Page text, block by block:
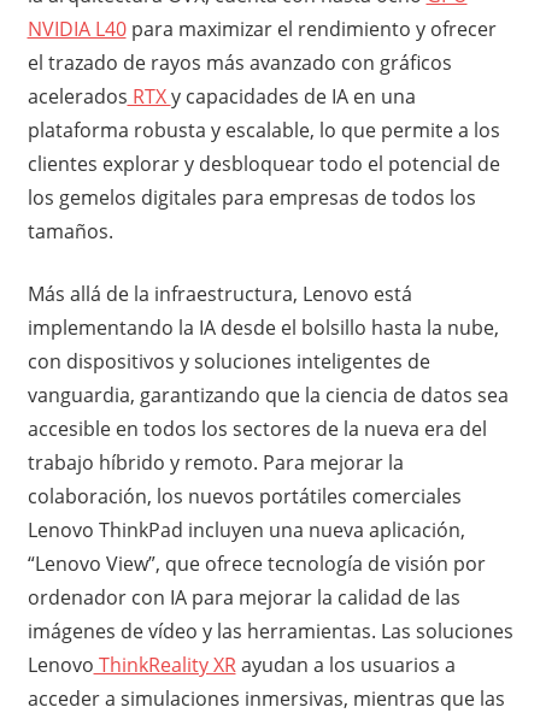
NVIDIA L40para maximizar el rendimiento y ofrecer
el trazado de rayos más avanzado con gráficos
acelerados RTXy capacidades de IA en una
plataforma robusta y escalable, lo que permite a los
clientes explorar y desbloquear todo el potencial de
los gemelos digitales para empresas de todos los
tamaños.
Más allá de la infraestructura, Lenovo está
implementando la IA desde el bolsillo hasta la nube,
con dispositivos y soluciones inteligentes de
vanguardia, garantizando que la ciencia de datos sea
accesible en todos los sectores de la nueva era del
trabajo híbrido y remoto. Para mejorar la
colaboración, los nuevos portátiles comerciales
Lenovo ThinkPad incluyen una nueva aplicación,
“Lenovo View”, que ofrece tecnología de visión por
ordenador con IA para mejorar la calidad de las
imágenes de vídeo y las herramientas. Las soluciones
Lenovo ThinkReality XRayudan a los usuarios a
acceder a simulaciones inmersivas, mientras que las